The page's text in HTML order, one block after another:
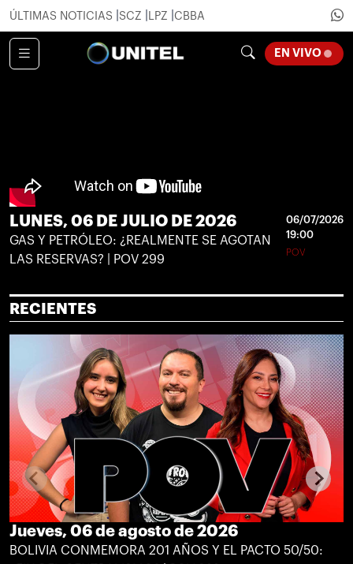
ÚLTIMAS NOTICIAS SCZ LPZ CBBA
EN VIVO
LUNES, 06 DE JULIO DE 2026
GAS Y PETRÓLEO: ¿REALMENTE SE AGOTAN
LAS RESERVAS? | POV 299
06/07/2026
19:00
POV
RECIENTES
Jueves, 06 de agosto de 2026
BOLIVIA CONMEMORA 201 AÑOS Y EL PACTO 50/50: